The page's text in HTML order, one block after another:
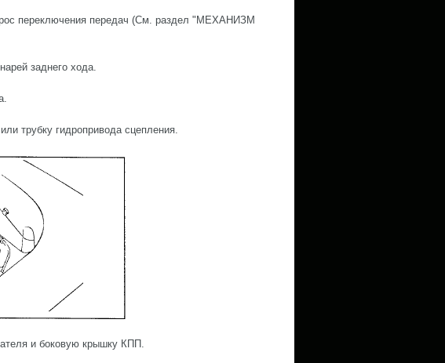
переключения передач (См. раздел "МЕХАНИЗМ
заднего хода.
трубку гидропривода сцепления.
и боковую крышку КПП.